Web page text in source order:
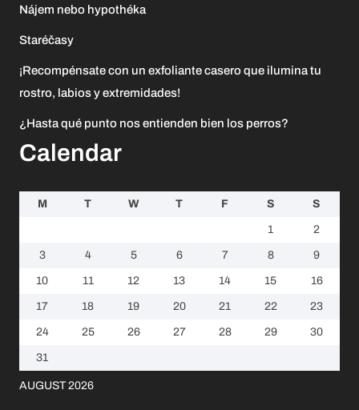
Nájem nebo hypothéka
Staréčasy
¡Recompénsate con un exfoliante casero que ilumina tu
rostro, labios y extremidades!
¿Hasta qué punto nos entienden bien los perros?
Calendar
AUGUST 2026
M T W T F S S
1 2
3 4 5 6 7 8 9
10 11 12 13 14 15 16
17 18 19 20 21 22 23
24 25 26 27 28 29 30
31